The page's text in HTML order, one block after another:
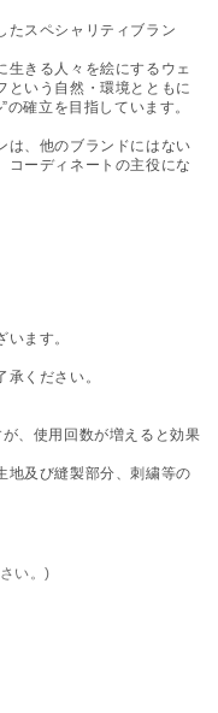
たスペシャリティブラン
生きる人々を絵にするウェ
という自然・環境とともに
確立を目指しています。
は、他のブランドにはない
コーディネートの主役にな
ます。
ください。
、使用回数が増えると効果
地及び縫製部分、刺繍等の
い。)